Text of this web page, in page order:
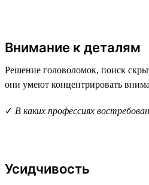
Внимание к деталям
Решение головоломок, поиск
они умеют концентрировать
✓ В каких профессиях
Усидчивость